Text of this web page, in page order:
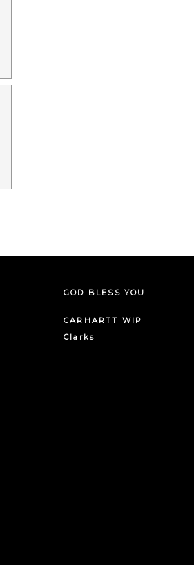
GOD BLESS YOU
CARHARTT WIP
Clarks